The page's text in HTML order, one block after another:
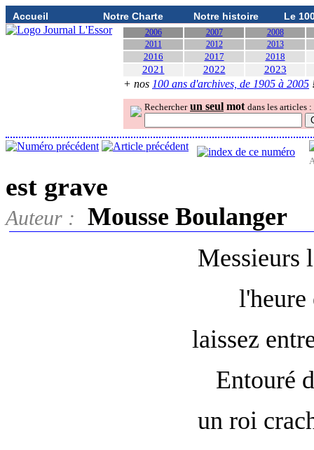
Accueil Notre Charte Notre histoire Le
2006 2007
2008
2011
2012 2013
2016 2017 2018
2021 2022 2023
+ nos 100 ans d'archives, de 1905 à 2005
Rechercher un seul mot dans les articles :
est grave
Auteur :
Mousse Boulanger
Messieurs
l'heure
laissez
Entouré
un roi